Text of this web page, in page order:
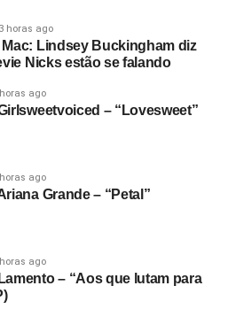
horas ago
Mac: Lindsey Buckingham diz
Nicks estão se falando
ago
– “Lovesweet”
ago
Grande – “Petal”
ago
– “Aos que lutam para